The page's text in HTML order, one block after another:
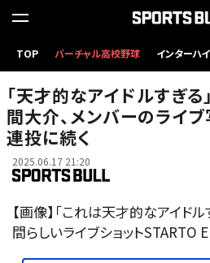
TOP バーチャル高校野球 インターハイ
「天才的なアイドルすぎ
間大介、メンバーのライ
連投に続く
2025.06.17 21:20
【画像】「これは天才的なアイド
間らしいライブショット